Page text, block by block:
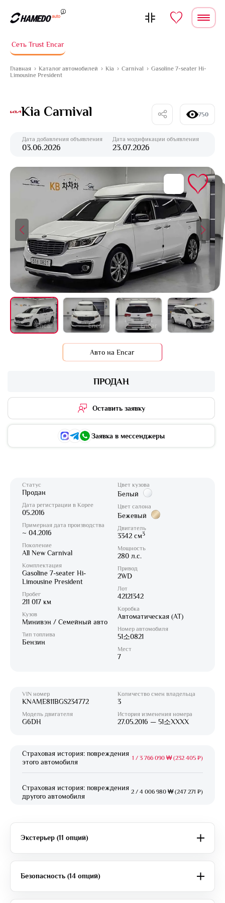
Сеть Trust Encar
Главная Каталог автомобилей Kia Carnival
Gasoline 7-seater Hi-
Limousine President
Kia Carnival 750
Дата добавления объявления
03.06.2026
Дата модификации объявления
23.07.2026
ПРОДАН
Оставить заявку
Заявка в мессенджеры
Статус
Продан
Дата регистрации в Корее
05.2016
Примерная дата производства
~ 04.2016
Поколение
All New Carnival
Комплектация
Gasoline 7-seater Hi-
Limousine President
Пробег
211 017 км
Кузов
Минивэн / Семейный авто
Тип топлива
Бензин
Цвет кузова
Белый
Цвет салона
Бежевый
Двигатель
3342 см3
Мощность
280 л.с.
Привод
2WD
Лот
42121342
Коробка
Автоматическая (AT)
Номер автомобиля
51소0821
Мест
7
VIN номер
KNAME811BGS234772
Модель двигателя
G6DH
Количество смен владельца
3
История изменения номера
27.05.2016 — 51소XXXX
Страховая история: повреждения
этого автомобиля
1 / 3 766 090 ₩ (232 405 ₽)
Страховая история: повреждения
другого автомобиля
2 / 4 006 980 ₩ (247 271 ₽)
Авто на Encar
Экстерьер (11 опций)
Безопасность (14 опций)